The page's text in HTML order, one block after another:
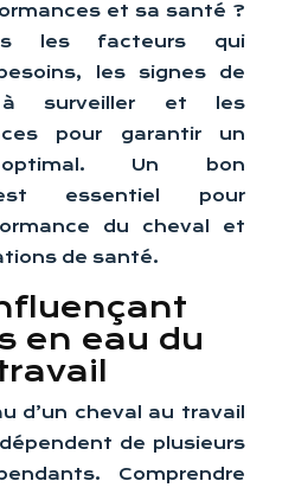
et sa santé ?
les facteurs qui
les signes de
à surveiller et les
pour garantir un
optimal. Un bon
essentiel pour
du cheval et
de santé.
en eau du
d’un cheval au travail
de plusieurs
Comprendre